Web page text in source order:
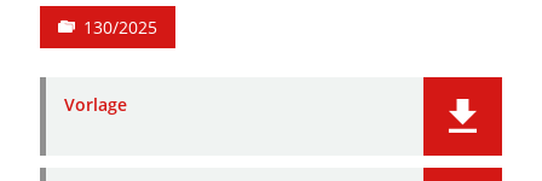
130/2025
Vorlage